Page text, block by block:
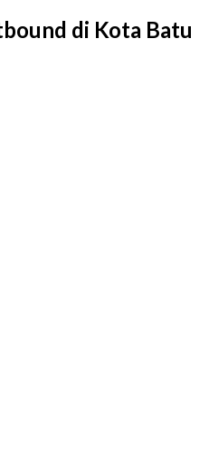
di Kota Batu